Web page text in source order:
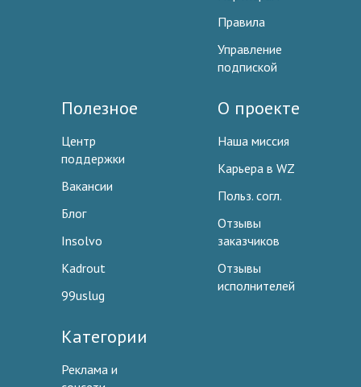
Правила
Управление
подпиской
Полезное
Центр
поддержки
Вакансии
Блог
Insolvo
Kadrout
99uslug
О проекте
Наша миссия
Карьера в WZ
Польз. согл.
Отзывы
заказчиков
Отзывы
исполнителей
Категории
Реклама и